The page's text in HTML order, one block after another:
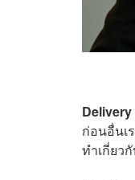
ก่อนอื่นเ
ทำเกี่ยว